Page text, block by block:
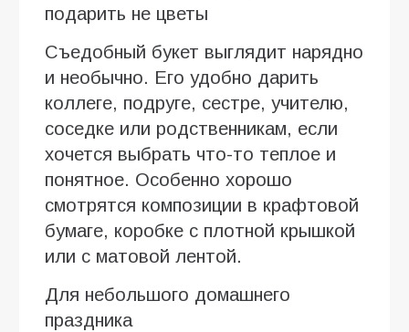
подарить не цветы
Съедобный букет выглядит нарядно
и необычно. Его удобно дарить
коллеге, подруге, сестре, учителю,
соседке или родственникам, если
хочется выбрать что-то теплое и
понятное. Особенно хорошо
смотрятся композиции в крафтовой
бумаге, коробке с плотной крышкой
или с матовой лентой.
Для небольшого домашнего
праздника